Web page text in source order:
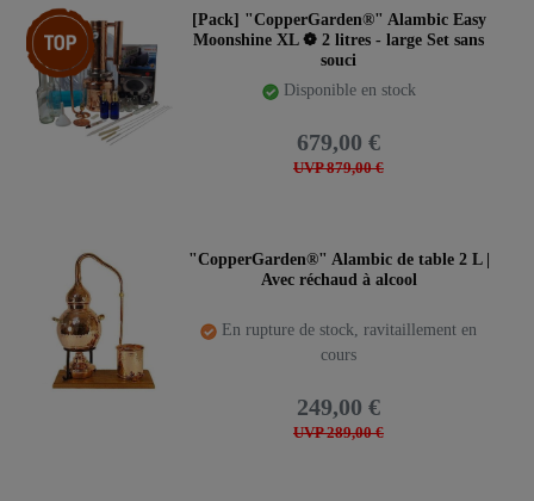
Article phare
[Pack] "CopperGarden®" Alambic Easy
Moonshine XL ❁ 2 litres - large Set sans
souci
Disponible en stock
UVP 879,00 €
679,00 €
"CopperGarden®" Alambic de table 2 L |
Avec réchaud à alcool
En rupture de stock, ravitaillement en
cours
UVP 289,00 €
249,00 €